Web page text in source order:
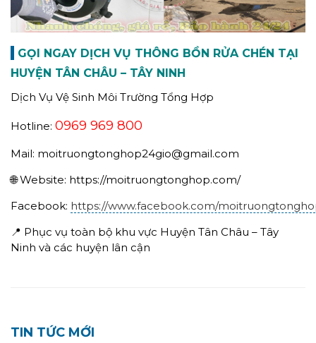
GỌI NGAY DỊCH VỤ THÔNG BỒN RỬA CHÉN TẠI
HUYỆN TÂN CHÂU – TÂY NINH
Dịch Vụ Vệ Sinh Môi Trường Tổng Hợp
Hotline: 0969 969 800
Mail: moitruongtonghop24gio@gmail.com
🌐 Website: https://moitruongtonghop.com/
Facebook: https://www.facebook.com/
📍 Phục vụ toàn bộ khu vực Huyện Tân Châu – Tây
Ninh và các huyện lân cận
TIN TỨC MỚI